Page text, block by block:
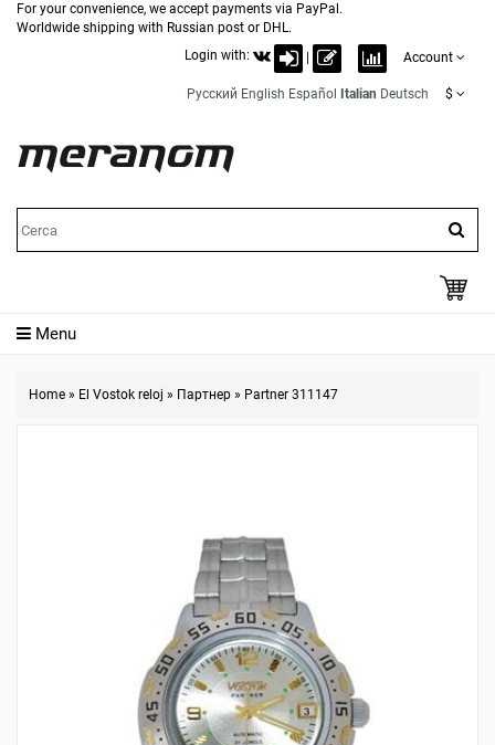
For your convenience, we accept payments via PayPal.
Worldwide shipping with Russian post or DHL.
Login with:
Account
Русский English Español Italian Deutsch $
Menu
Home » El Vostok reloj » Партнер » Partner 311147